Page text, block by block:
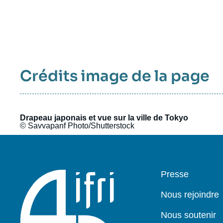
Crédits image de la page
Drapeau japonais et vue sur la ville de Tokyo
© Savvapanf Photo/Shutterstock
Pied
Presse
Nous rejoindre
Nous soutenir